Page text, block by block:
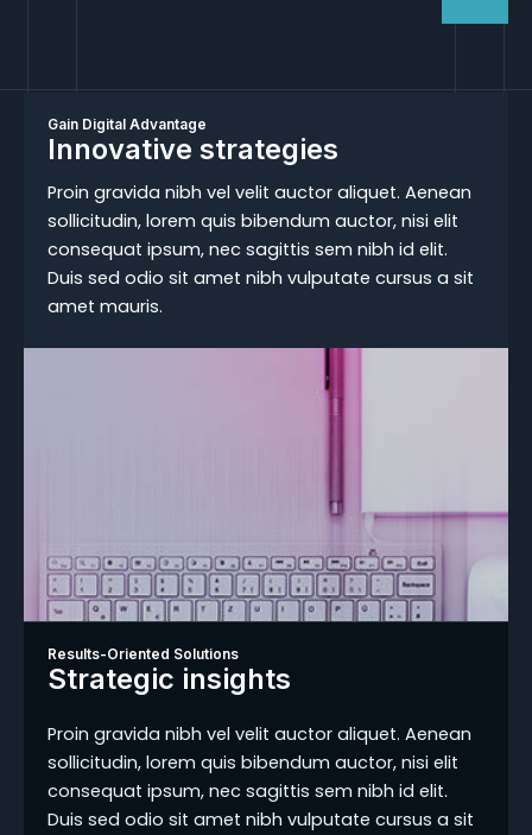
Gain Digital Advantage
Innovative strategies
Proin gravida nibh vel velit auctor aliquet. Aenean
sollicitudin, lorem quis bibendum auctor, nisi elit
consequat ipsum, nec sagittis sem nibh id elit.
Duis sed odio sit amet nibh vulputate cursus a sit
amet mauris.
Results-Oriented Solutions
Strategic insights
Proin gravida nibh vel velit auctor aliquet. Aenean
sollicitudin, lorem quis bibendum auctor, nisi elit
consequat ipsum, nec sagittis sem nibh id elit.
Duis sed odio sit amet nibh vulputate cursus a sit